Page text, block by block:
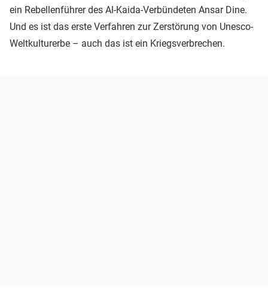
ein Rebellenführer des Al-Kaida-Verbündeten Ansar Dine.
Und es ist das erste Verfahren zur Zerstörung von Unesco-
Weltkulturerbe – auch das ist ein Kriegsverbrechen.